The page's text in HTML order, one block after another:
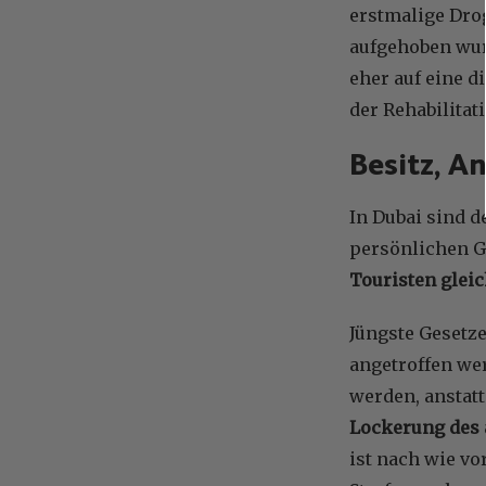
erstmalige
aufgehoben
eher auf eine
der
Besitz,
In Dubai sind
persönlichen
Touristen
Jüngste
angetroffen
werden,
Lockerung
ist nach wie